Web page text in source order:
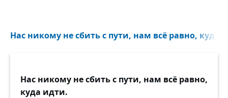
Нас никому не сбить с пути, нам всё равно, куда
Нас никому не сбить с пути, нам всё равно,
куда идти.